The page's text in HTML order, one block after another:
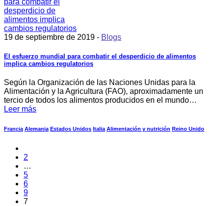
19 de septiembre de 2019 - Blogs
El esfuerzo mundial para combatir el desperdicio de alimentos
implica cambios regulatorios
Según la Organización de las Naciones Unidas para la
Alimentación y la Agricultura (FAO), aproximadamente un
tercio de todos los alimentos producidos en el mundo…
Leer más
Francia Alemania Estados Unidos Italia Alimentación y nutrición Reino Unido
2
…
5
6
9
7